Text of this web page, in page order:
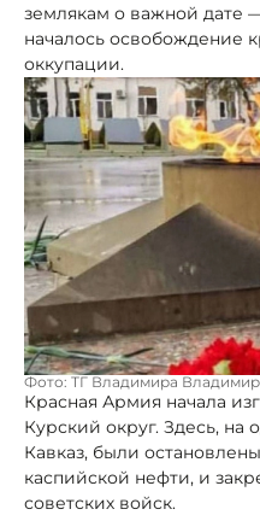
землякам о важной дате
началось освобождение
оккупации.
Фото: ТГ Владимира
Красная Армия начала
Курский округ. Здесь,
Кавказ, были
каспийской нефти, и
советских войск.